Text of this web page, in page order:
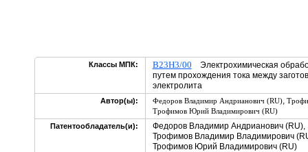
Классы МПК: B23H3/00 Электрохимическая
путем прохождения тока между
электролита
Автор(ы): Федоров Владимир Андрианович (RU),
Трофимов Юрий Владимирович (RU)
Патентообладатель(и):
Федоров Владимир Андрианович (RU),
Трофимов Владимир Владимирович
Трофимов Юрий Владимирович (RU)